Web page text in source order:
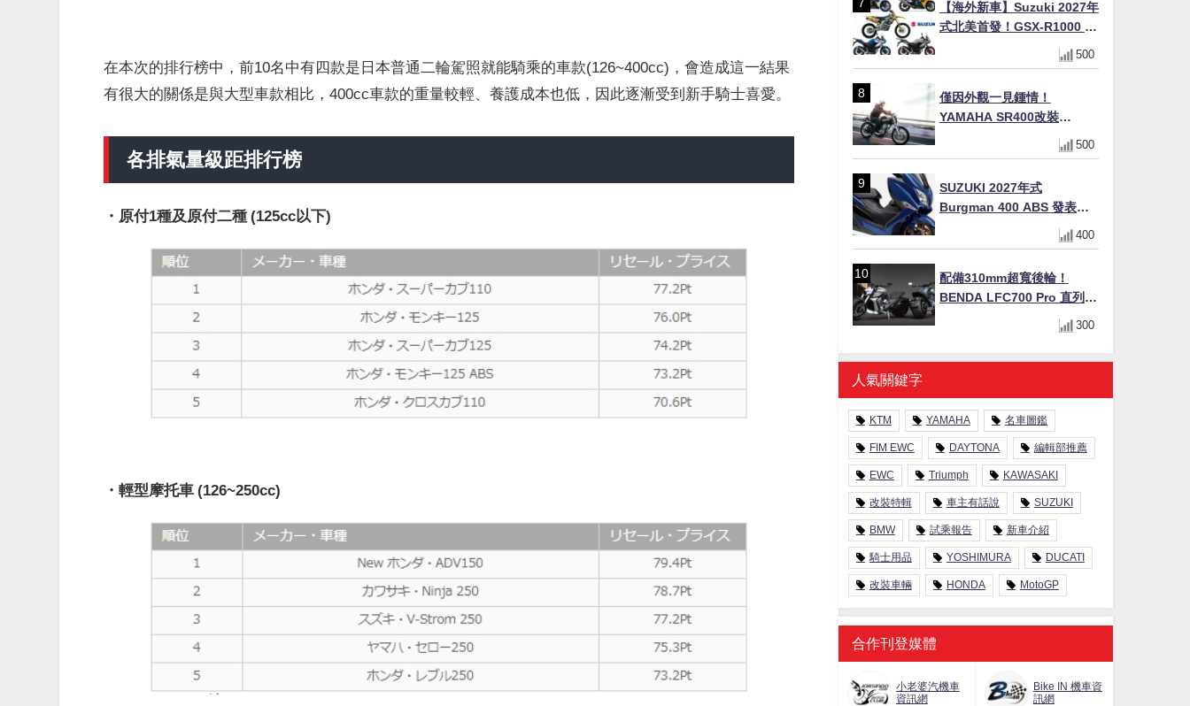
在本次的排行榜中，前10名中有四款是日本普通二輪駕照就能騎乘的車款(126~400cc)，會造成這一結果
有很大的關係是與大型車款相比，400cc車款的重量較輕、養護成本也低，因此逐漸受到新手騎士喜愛。
各排氣量級距排行榜
・原付1種及原付二種 (125cc以下)
・輕型摩托車 (126~250cc)
【海外新車】Suzuki 2027年
式北美首發！GSX-R1000 40
週年紀念×SV-7GX新款跨界
車×RM-Z450 Ken Roczen
500
僅因外觀一見鍾情！
YAMAHA SR400改裝
Tracker風格｜ 女車主的機車
人生蛻變記
500
SUZUKI 2027年式
Burgman 400 ABS 發表！
8/18日本上市、支援E10汽油
售價98萬100日圓
400
配備310mm超寬後輪！
BENDA LFC700 Pro 直列四
缸巡航車挑戰歐洲市場
300
人氣關鍵字
KTM YAMAHA 名車圖鑑
FIM EWC DAYTONA 編輯部推薦
EWC Triumph KAWASAKI
改裝特輯 車主有話說 SUZUKI
BMW 試乘報告 新車介紹
騎士用品 YOSHIMURA DUCATI
改裝車輛 HONDA MotoGP
合作刊登媒體
小老婆汽機車
資訊網
Bike IN 機車資
訊網